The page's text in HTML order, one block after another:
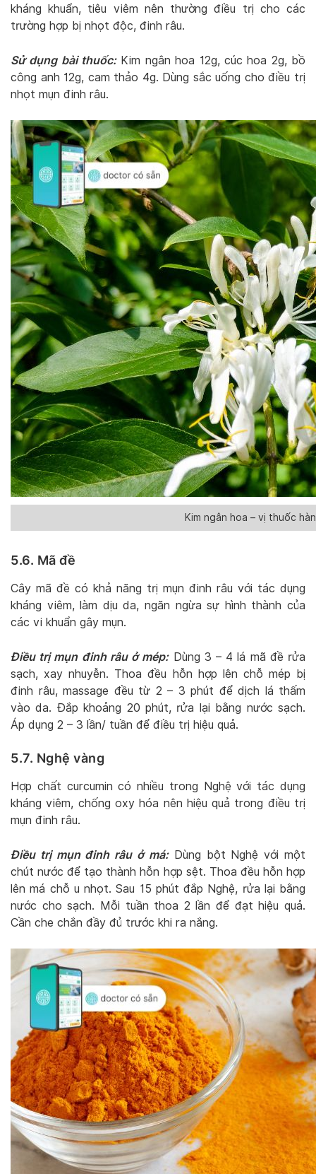
kháng khuẩn, tiêu viêm nên thường điều trị cho các
trường hợp bị nhọt độc, đinh râu.
Sử dụng bài thuốc:Kim ngân hoa 12g, cúc hoa 2g, bồ
công anh 12g, cam thảo 4g. Dùng sắc uống cho điều trị
nhọt mụn đinh râu.
Kim ngân hoa – vị thuốc
5.6. Mã đề
Cây mã đề có khả năng trị mụn đinh râu với tác dụng
kháng viêm, làm dịu da, ngăn ngừa sự hình thành của
các vi khuẩn gây mụn.
Điều trị mụn đinh râu ở mép:Dùng 3 – 4 lá mã đề rửa
sạch, xay nhuyễn. Thoa đều hỗn hợp lên chỗ mép bị
đinh râu, massage đều từ 2 – 3 phút để dịch lá thấm
vào da. Đắp khoảng 20 phút, rửa lại bằng nước sạch.
Áp dụng 2 – 3 lần/ tuần để điều trị hiệu quả.
5.7. Nghệ vàng
Hợp chất curcumin có nhiều trong Nghệ với tác dụng
kháng viêm, chống oxy hóa nên hiệu quả trong điều trị
mụn đinh râu.
Điều trị mụn đinh râu ở má:Dùng bột Nghệ với một
chút nước để tạo thành hỗn hợp sệt. Thoa đều hỗn hợp
lên má chỗ u nhọt. Sau 15 phút đắp Nghệ, rửa lại bằng
nước cho sạch. Mỗi tuần thoa 2 lần để đạt hiệu quả.
Cần che chắn đầy đủ trước khi ra nắng.